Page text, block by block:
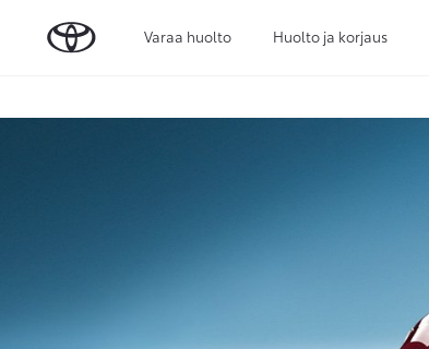
Varaa huolto Huolto ja korjaus